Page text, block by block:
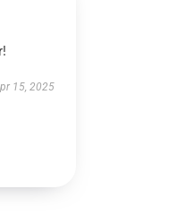
15, 2025